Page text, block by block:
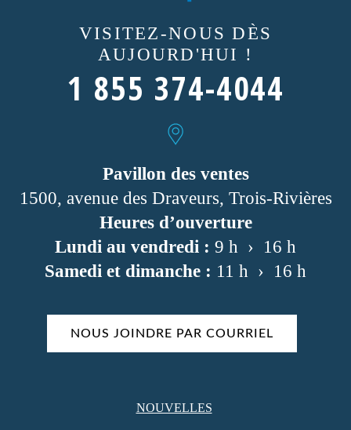
VISITEZ-NOUS DÈS
AUJOURD'HUI !
1 855 374-4044
Pavillon des ventes
1500, avenue des Draveurs, Trois-Rivières
Heures d’ouverture
Lundi au vendredi : 9 h › 16 h
Samedi et dimanche : 11 h › 16 h
NOUS JOINDRE PAR COURRIEL
NOUVELLES